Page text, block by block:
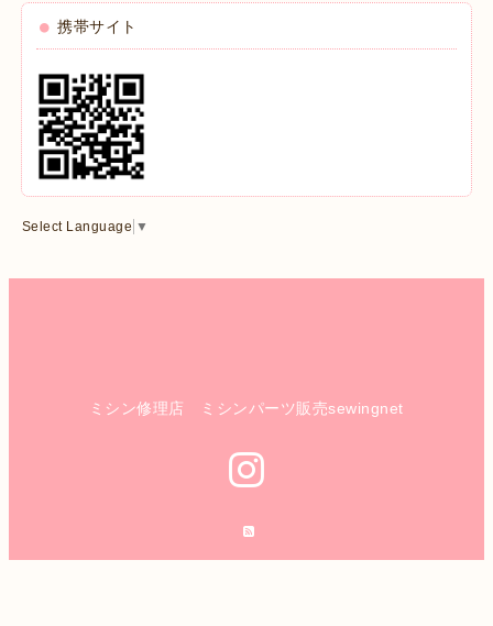
携帯サイト
Select Language ▼
ミシン修理店 ミシンパーツ販売sewingnet